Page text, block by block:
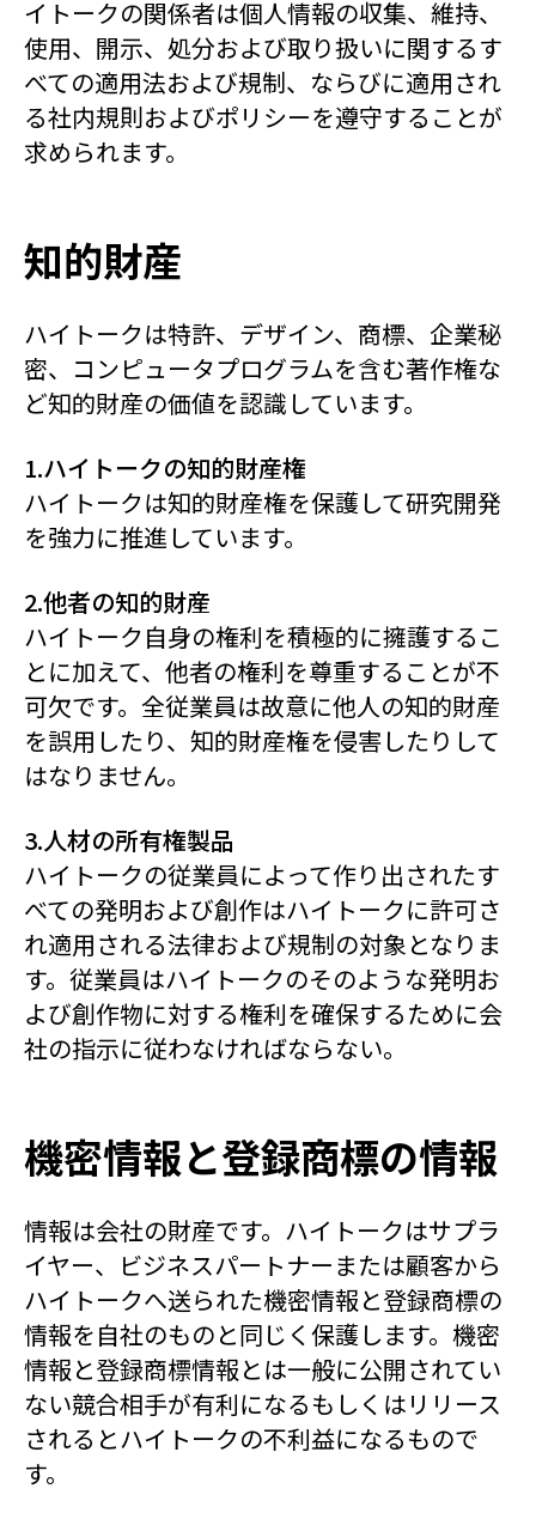
イトークの関係者は個人情報の収集、維持、
使用、開示、処分および取り扱いに関するす
べての適用法および規制、ならびに適用され
る社内規則およびポリシーを遵守することが
求められます。
知的財産
ハイトークは特許、デザイン、商標、企業秘
密、コンピュータプログラムを含む著作権な
ど知的財産の価値を認識しています。
1.ハイトークの知的財産権
ハイトークは知的財産権を保護して研究開発
を強力に推進しています。
2.他者の知的財産
ハイトーク自身の権利を積極的に擁護するこ
とに加えて、他者の権利を尊重することが不
可欠です。全従業員は故意に他人の知的財産
を誤用したり、知的財産権を侵害したりして
はなりません。
3.人材の所有権製品
ハイトークの従業員によって作り出されたす
べての発明および創作はハイトークに許可さ
れ適用される法律および規制の対象となりま
す。従業員はハイトークのそのような発明お
よび創作物に対する権利を確保するために会
社の指示に従わなければならない。
機密情報と登録商標の情報
情報は会社の財産です。ハイトークはサプラ
イヤー、ビジネスパートナーまたは顧客から
ハイトークへ送られた機密情報と登録商標の
情報を自社のものと同じく保護します。機密
情報と登録商標情報とは一般に公開されてい
ない競合相手が有利になるもしくはリリース
されるとハイトークの不利益になるもので
す。